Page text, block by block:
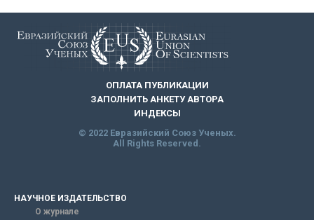
ОПЛАТА ПУБЛИКАЦИИ
ЗАПОЛНИТЬ АНКЕТУ АВТОРА
ИНДЕКСЫ
© 2022 Евразийский Союз Ученых.
All Rights Reserved.
НАУЧНОЕ ИЗДАТЕЛЬСТВО
О журнале